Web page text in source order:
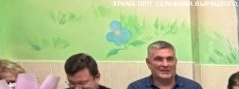
ХРАМА ПРП. СЕРАФИМА ВЫРИЦКОГО,